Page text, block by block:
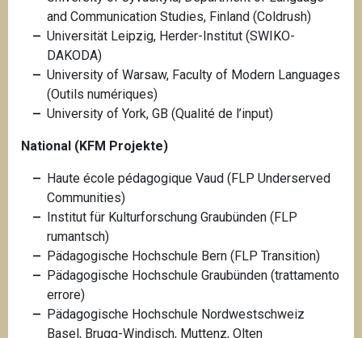
and Communication Studies, Finland (Coldrush)
Universität Leipzig, Herder-Institut (SWIKO-
DAKODA)
University of Warsaw, Faculty of Modern Languages
(Outils numériques)
University of York, GB (Qualité de l’input)
National (KFM Projekte)
Haute école pédagogique Vaud (FLP Underserved
Communities)
Institut für Kulturforschung Graubünden (FLP
rumantsch)
Pädagogische Hochschule Bern (FLP Transition)
Pädagogische Hochschule Graubünden (trattamento
errore)
Pädagogische Hochschule Nordwestschweiz
Basel, Brugg-Windisch, Muttenz, Olten